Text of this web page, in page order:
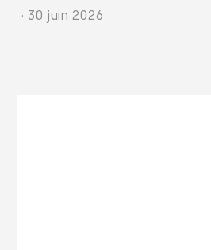
· 30 juin 2026